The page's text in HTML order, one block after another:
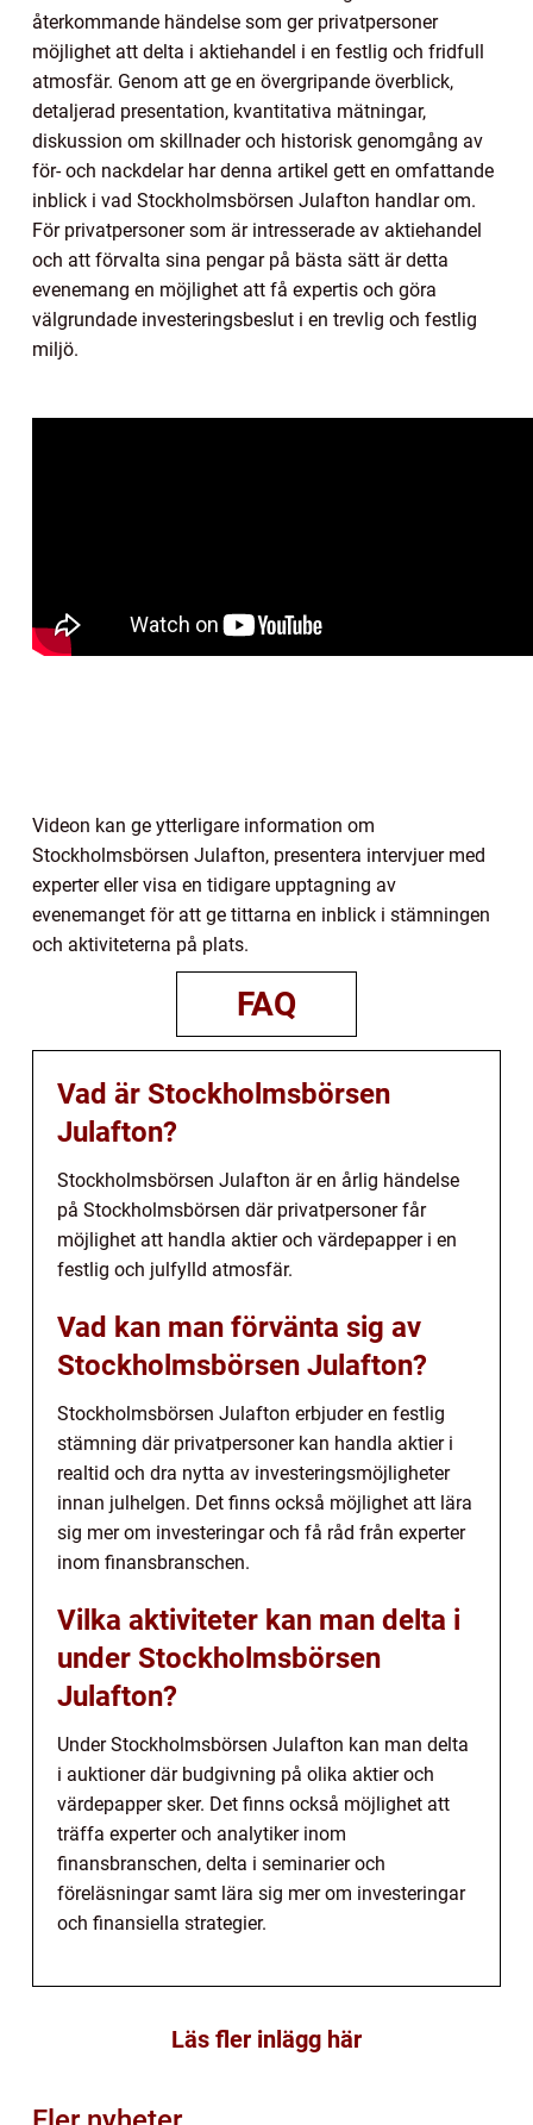
återkommande händelse som ger privatpersoner
möjlighet att delta i aktiehandel i en festlig och fridfull
atmosfär. Genom att ge en övergripande överblick,
detaljerad presentation, kvantitativa mätningar,
diskussion om skillnader och historisk genomgång av
för- och nackdelar har denna artikel gett en omfattande
inblick i vad Stockholmsbörsen Julafton handlar om.
För privatpersoner som är intresserade av aktiehandel
och att förvalta sina pengar på bästa sätt är detta
evenemang en möjlighet att få expertis och göra
välgrundade investeringsbeslut i en trevlig och festlig
miljö.
Videon kan ge ytterligare information om
Stockholmsbörsen Julafton, presentera intervjuer med
experter eller visa en tidigare upptagning av
evenemanget för att ge tittarna en inblick i stämningen
och aktiviteterna på plats.
FAQ
Vad är Stockholmsbörsen
Julafton?
Stockholmsbörsen Julafton är en årlig händelse
på Stockholmsbörsen där privatpersoner får
möjlighet att handla aktier och värdepapper i en
festlig och julfylld atmosfär.
Vad kan man förvänta sig av
Stockholmsbörsen Julafton?
Stockholmsbörsen Julafton erbjuder en festlig
stämning där privatpersoner kan handla aktier i
realtid och dra nytta av investeringsmöjligheter
innan julhelgen. Det finns också möjlighet att lära
sig mer om investeringar och få råd från experter
inom finansbranschen.
Vilka aktiviteter kan man delta i
under Stockholmsbörsen
Julafton?
Under Stockholmsbörsen Julafton kan man delta
i auktioner där budgivning på olika aktier och
värdepapper sker. Det finns också möjlighet att
träffa experter och analytiker inom
finansbranschen, delta i seminarier och
föreläsningar samt lära sig mer om investeringar
och finansiella strategier.
Läs fler inlägg här